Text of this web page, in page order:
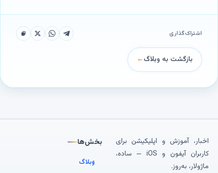
اشتراک‌گذاری
بازگشت به وبلاگ←
اخبار، آموزش و اپلیکیشن برای
کاربران آیفون و iOS — ساده،
ماژولار، به‌روز.
بخش‌ها
وبلاگ